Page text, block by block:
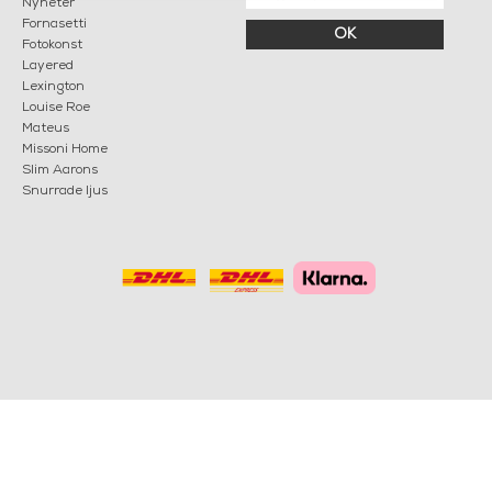
Nyheter
Fornasetti
Fotokonst
Layered
Lexington
Louise Roe
Mateus
Missoni Home
Slim Aarons
Snurrade ljus
OK